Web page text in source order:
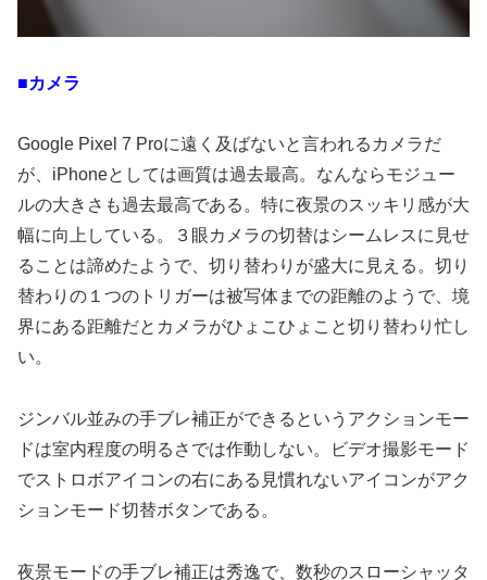
■カメラ
Google Pixel 7 Proに遠く及ばないと言われるカメラだ
が、iPhoneとしては画質は過去最高。なんならモジュー
ルの大きさも過去最高である。特に夜景のスッキリ感が大
幅に向上している。３眼カメラの切替はシームレスに見せ
ることは諦めたようで、切り替わりが盛大に見える。切り
替わりの１つのトリガーは被写体までの距離のようで、境
界にある距離だとカメラがひょこひょこと切り替わり忙し
い。
ジンバル並みの手ブレ補正ができるというアクションモー
ドは室内程度の明るさでは作動しない。ビデオ撮影モード
でストロボアイコンの右にある見慣れないアイコンがアク
ションモード切替ボタンである。
夜景モードの手ブレ補正は秀逸で、数秒のスローシャッタ